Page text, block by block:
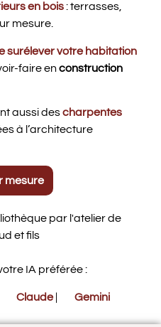
en bois: terrasses,
mesure.
surélever votre habitation
faire enconstruction
aussi descharpentes
à l’architecture
mesure
IA préférée :
Claude Gemini